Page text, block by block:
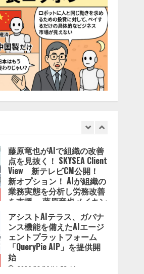
AI駆動開発の推進に向けて
「TinhVan Technologies
JSC.」と業務提携
2026/08/06/14:54:32
藤原竜也がAIで組織の改善
点を見抜く！ SKYSEA Client
業務実態を分析し労務改善
グ動画公開 「もしAIが自分
を分析したら、すぐ休めと
言われる自信がある」「昨
年の夏はカブトムシを捕ま
えたり、虫と戦ったり…」
2026/08/06/14:54:31
アシストAIテラス、ガバナ
ンス機能を備えたAIエージ
ェントプラットフォーム
「QueryPie AIP」を提供開
始
レアラ、『AIはどの法律事
務所を推薦するのか』につ
いて 企業法務系70事務所
×5つのAIで実態調査を実施
2026/08/06/11:53:44